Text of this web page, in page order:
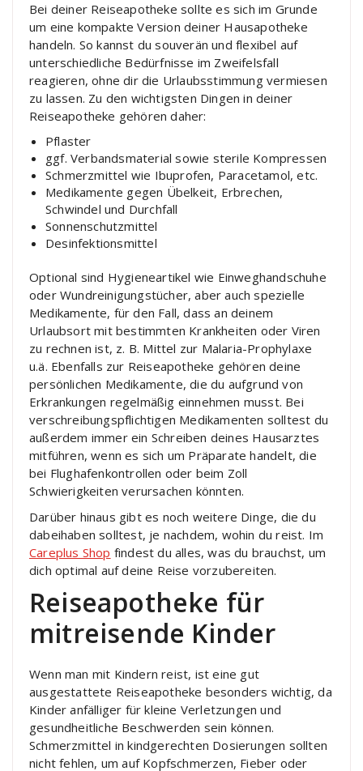
Bei deiner Reiseapotheke sollte es sich im Grunde
um eine kompakte Version deiner Hausapotheke
handeln. So kannst du souverän und flexibel auf
unterschiedliche Bedürfnisse im Zweifelsfall
reagieren, ohne dir die Urlaubsstimmung vermiesen
zu lassen. Zu den wichtigsten Dingen in deiner
Reiseapotheke gehören daher:
Pflaster
ggf. Verbandsmaterial sowie sterile Kompressen
Schmerzmittel wie Ibuprofen, Paracetamol, etc.
Medikamente gegen Übelkeit, Erbrechen,
Schwindel und Durchfall
Sonnenschutzmittel
Desinfektionsmittel
Optional sind Hygieneartikel wie Einweghandschuhe
oder Wundreinigungstücher, aber auch spezielle
Medikamente, für den Fall, dass an deinem
Urlaubsort mit bestimmten Krankheiten oder Viren
zu rechnen ist, z. B. Mittel zur Malaria-Prophylaxe
u.ä. Ebenfalls zur Reiseapotheke gehören deine
persönlichen Medikamente, die du aufgrund von
Erkrankungen regelmäßig einnehmen musst. Bei
verschreibungspflichtigen Medikamenten solltest du
außerdem immer ein Schreiben deines Hausarztes
mitführen, wenn es sich um Präparate handelt, die
bei Flughafenkontrollen oder beim Zoll
Schwierigkeiten verursachen könnten.
Darüber hinaus gibt es noch weitere Dinge, die du
dabeihaben solltest, je nachdem, wohin du reist. Im
Careplus Shop findest du alles, was du brauchst, um
dich optimal auf deine Reise vorzubereiten.
Reiseapotheke für
mitreisende Kinder
Wenn man mit Kindern reist, ist eine gut
ausgestattete Reiseapotheke besonders wichtig, da
Kinder anfälliger für kleine Verletzungen und
gesundheitliche Beschwerden sein können.
Schmerzmittel in kindgerechten Dosierungen sollten
nicht fehlen, um auf Kopfschmerzen, Fieber oder